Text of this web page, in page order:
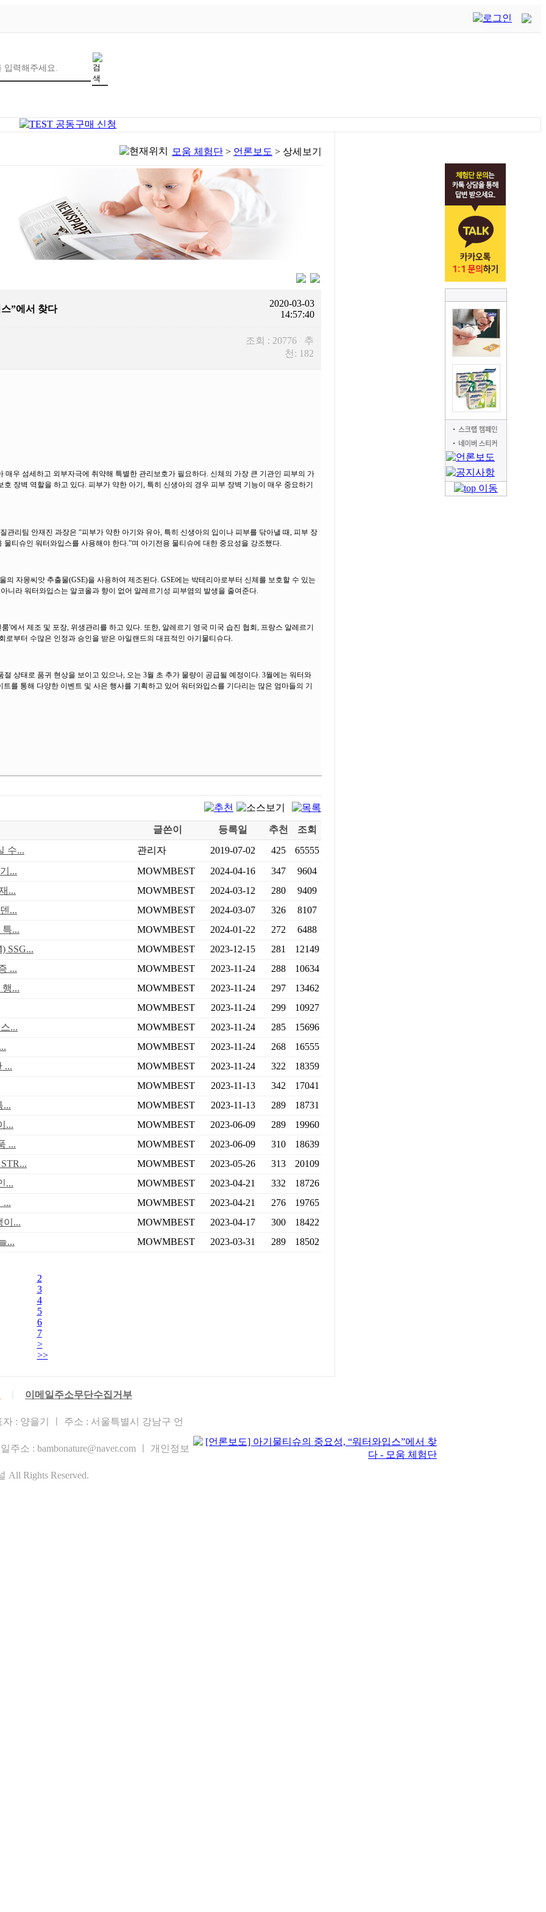
모움 체험단 > 언론보도 > 상세보기
”에서 찾다
2020-03-03
14:57:40
조회 : 20776 추
천: 182
우 섬세하고 외부자극에 취약해 특별한 관리보호가 필요하다. 신체의 가장 큰 기관인 피부의 가
장벽 역할을 하고 있다. 피부가 약한 아기, 특히 신생아의 경우 피부 장벽 기능이 매우 중요하기
리팀 안재진 과장은 “피부가 약한 아기와 유아, 특히 신생아의 입이나 피부를 닦아낼 때, 피부 장
티슈인 워터와입스를 사용해야 한다.”며 아기전용 물티슈에 대한 중요성을 강조했다.
자몽씨앗 추출물(GSE)을 사용하여 제조된다. GSE에는 박테리아로부터 신체를 보호할 수 있는
니라 워터와입스는 알코올과 향이 없어 알레르기성 피부염의 발생을 줄여준다.
에서 제조 및 포장, 위생관리를 하고 있다. 또한, 알레르기 영국 미국 습진 협회, 프랑스 알레르기
부터 수많은 인정과 승인을 받은 아일랜드의 대표적인 아기물티슈다.
상태로 품귀 현상을 보이고 있으나, 오는 3월 초 추가 물량이 공급될 예정이다. 3월에는 워터와
를 통해 다양한 이벤트 및 사은 행사를 기획하고 있어 워터와입스를 기다리는 많은 엄마들의 기
글쓴이 등록일 추천
조회
수...
관리자 2019-07-02 425
65555
...
MOWMBEST 2024-04-16 347
9604
...
MOWMBEST 2024-03-12 280
9409
...
MOWMBEST 2024-03-07 326
8107
...
MOWMBEST 2024-01-22 272
6488
SSG...
MOWMBEST 2023-12-15 281
12149
...
MOWMBEST 2023-11-24 288
10634
...
MOWMBEST 2023-11-24 297
13462
MOWMBEST
2023-11-24 299
10927
...
MOWMBEST 2023-11-24 285
15696
MOWMBEST 2023-11-24 268
16555
...
MOWMBEST 2023-11-24 322
18359
MOWMBEST
2023-11-13 342
17041
...
MOWMBEST 2023-11-13 289
18731
...
MOWMBEST 2023-06-09 289
19960
...
MOWMBEST 2023-06-09 310
18639
MOWMBEST 2023-05-26 313
20109
...
MOWMBEST 2023-04-21 332
18726
...
MOWMBEST 2023-04-21 276
19765
이...
MOWMBEST 2023-04-17 300
18422
...
MOWMBEST 2023-03-31 289 18502
2
3
4
5
6
7
>
>>
이메일주소무단수집거부
: 양을기 ㅣ 주소 : 서울특별시 강남구 언
주소 : bambonature@naver.com ㅣ 개인정보
All Rights Reserved.